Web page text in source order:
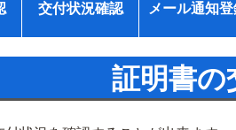
交付状況確認
メール通知登
証明書の